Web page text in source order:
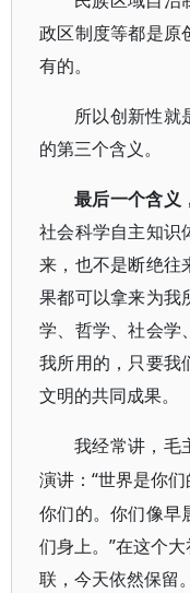
政区制度等都是原
有的。
所以创新性就
的第三个含义。
最后一个含义
社会科学自主知识
来，也不是断绝往
果都可以拿来为我
学、哲学、社会学
我所用的，只要我
文明的共同成果。
我经常讲，毛
演讲：“世界是你
你们的。你们像早
们身上。”在这个
联，今天依然保留